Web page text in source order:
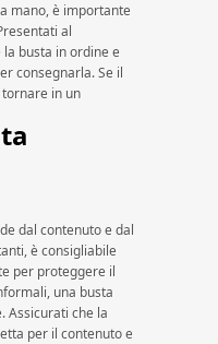
mano, è importante
al
busta in ordine e
consegnarla. Se il
in un
dal contenuto e dal
è consigliabile
per proteggere il
una busta
Assicurati che la
per il contenuto e